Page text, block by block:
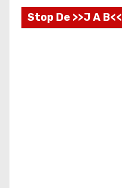
Stop De >>J A B<<